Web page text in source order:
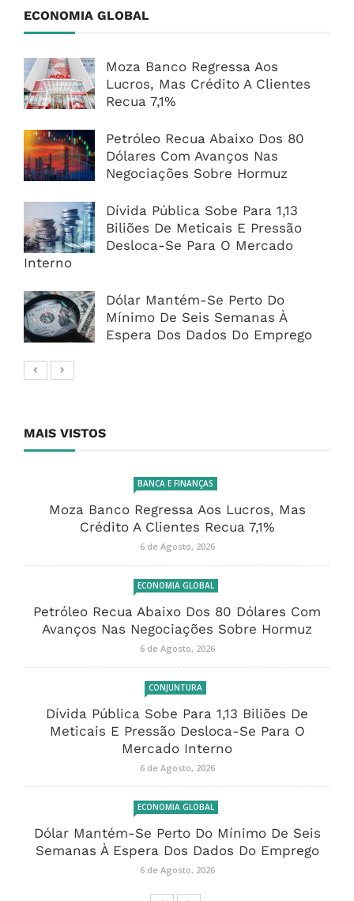
ECONOMIA GLOBAL
Moza Banco Regressa Aos
Lucros, Mas Crédito A Clientes
Recua 7,1%
Petróleo Recua Abaixo Dos 80
Dólares Com Avanços Nas
Negociações Sobre Hormuz
Dívida Pública Sobe Para 1,13
Biliões De Meticais E Pressão
Desloca-Se Para O Mercado
Interno
Dólar Mantém-Se Perto Do
Mínimo De Seis Semanas À
Espera Dos Dados Do Emprego
MAIS VISTOS
BANCA E FINANÇAS
Moza Banco Regressa Aos Lucros, Mas
Crédito A Clientes Recua 7,1%
6 de Agosto, 2026
ECONOMIA GLOBAL
Petróleo Recua Abaixo Dos 80 Dólares Com
Avanços Nas Negociações Sobre Hormuz
6 de Agosto, 2026
CONJUNTURA
Dívida Pública Sobe Para 1,13 Biliões De
Meticais E Pressão Desloca-Se Para O
Mercado Interno
6 de Agosto, 2026
ECONOMIA GLOBAL
Dólar Mantém-Se Perto Do Mínimo De Seis
Semanas À Espera Dos Dados Do Emprego
6 de Agosto, 2026